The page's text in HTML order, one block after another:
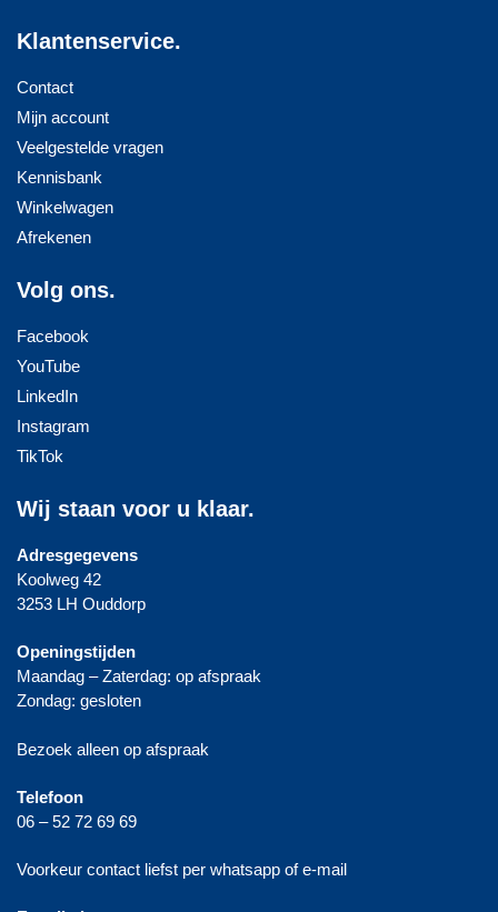
Klantenservice.
Contact
Mijn account
Veelgestelde vragen
Kennisbank
Winkelwagen
Afrekenen
Volg ons.
Facebook
YouTube
LinkedIn
Instagram
TikTok
Wij staan voor u klaar.
Adresgegevens
Koolweg 42
3253 LH Ouddorp
Openingstijden
Maandag – Zaterdag: op afspraak
Zondag: gesloten
Bezoek alleen op afspraak
Telefoon
06 – 52 72 69 69
Voorkeur contact liefst per whatsapp of e-mail